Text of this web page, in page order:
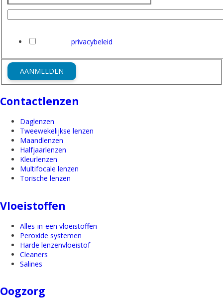
privacybeleid
AANMELDEN
Contactlenzen
Daglenzen
Tweewekelijkse lenzen
Maandlenzen
Halfjaarlenzen
Kleurlenzen
Multifocale lenzen
Torische lenzen
Vloeistoffen
Alles-in-een vloeistoffen
Peroxide systemen
Harde lenzenvloeistof
Cleaners
Salines
Oogzorg